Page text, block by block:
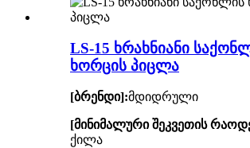
LS-15 ხრახნიანი
ხორცის პიცლა
[ბრენდი]:მდიდრული
[მინიმალური შეკვეთის
ქილა